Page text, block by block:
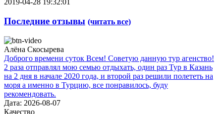
2019-04-28 19:32:01
Последние отзывы (читать все)
Алёна Скосырева
Доброго времени суток Всем! Советую данную тур агенство!
2 раза отправлял мою семью отдыхать, один раз Тур в Казань
на 2 дня в начале 2020 года, и второй раз решили полететь на
моря а именно в Турцию, все понравилось, буду
рекомендовать.
Дата: 2026-08-07
Качество